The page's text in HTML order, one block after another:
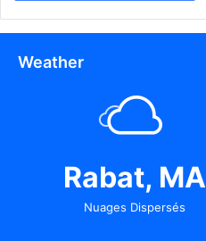
Weather
Rabat, MA
Nuages Dispersés